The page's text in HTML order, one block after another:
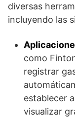
diversas
incluyendo las
como
registrar
establecer
visualizar